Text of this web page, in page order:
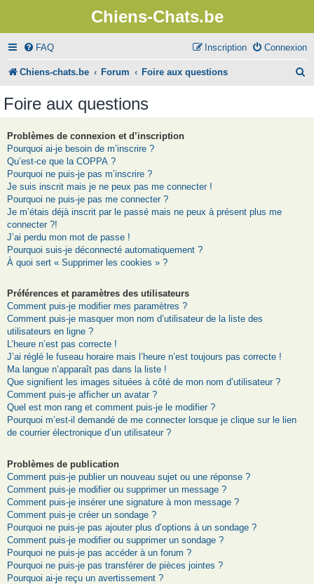
Chiens-Chats.be
FAQ Connexion
Inscription
Chiens-chats.be Forum Foire aux questions
Foire aux questions
Problèmes de connexion et d’inscription
Pourquoi ai-je besoin de m’inscrire ?
Qu’est-ce que la COPPA ?
Pourquoi ne puis-je pas m’inscrire ?
Je suis inscrit mais je ne peux pas me connecter !
Pourquoi ne puis-je pas me connecter ?
Je m’étais déjà inscrit par le passé mais ne peux à présent plus me
connecter ?!
J’ai perdu mon mot de passe !
Pourquoi suis-je déconnecté automatiquement ?
À quoi sert « Supprimer les cookies » ?
Préférences et paramètres des utilisateurs
Comment puis-je modifier mes paramètres ?
Comment puis-je masquer mon nom d’utilisateur de la liste des
utilisateurs en ligne ?
L’heure n’est pas correcte !
J’ai réglé le fuseau horaire mais l’heure n’est toujours pas correcte !
Ma langue n’apparaît pas dans la liste !
Que signifient les images situées à côté de mon nom d’utilisateur ?
Comment puis-je afficher un avatar ?
Quel est mon rang et comment puis-je le modifier ?
Pourquoi m’est-il demandé de me connecter lorsque je clique sur le lien
de courrier électronique d’un utilisateur ?
Problèmes de publication
Comment puis-je publier un nouveau sujet ou une réponse ?
Comment puis-je modifier ou supprimer un message ?
Comment puis-je insérer une signature à mon message ?
Comment puis-je créer un sondage ?
Pourquoi ne puis-je pas ajouter plus d’options à un sondage ?
Comment puis-je modifier ou supprimer un sondage ?
Pourquoi ne puis-je pas accéder à un forum ?
Pourquoi ne puis-je pas transférer de pièces jointes ?
Pourquoi ai-je reçu un avertissement ?